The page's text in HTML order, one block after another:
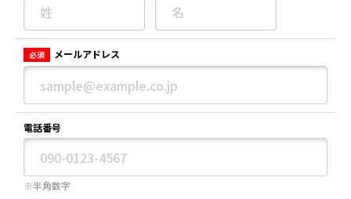
必須 メールアドレス
電話番号
※半角数字